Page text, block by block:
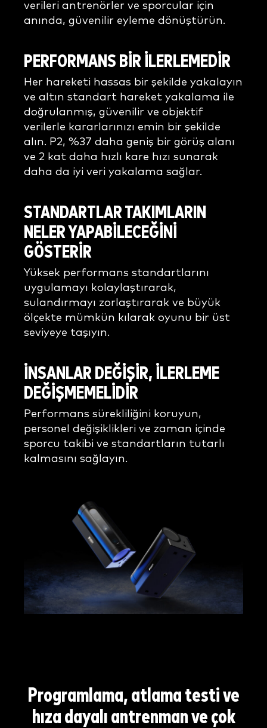
verileri antrenörler ve sporcular için
anında, güvenilir eyleme dönüştürün.
PERFORMANS BİR İLERLEMEDİR
Her hareketi hassas bir şekilde yakalayın
ve altın standart hareket yakalama ile
doğrulanmış, güvenilir ve objektif
verilerle kararlarınızı emin bir şekilde
alın. P2, %37 daha geniş bir görüş alanı
ve 2 kat daha hızlı kare hızı sunarak
daha da iyi veri yakalama sağlar.
STANDARTLAR TAKIMLARIN
NELER YAPABİLECEĞİNİ
GÖSTERİR
Yüksek performans standartlarını
uygulamayı kolaylaştırarak,
sulandırmayı zorlaştırarak ve büyük
ölçekte mümkün kılarak oyunu bir üst
seviyeye taşıyın.
İNSANLAR DEĞİŞİR, İLERLEME
DEĞİŞMEMELİDİR
Performans sürekliliğini koruyun,
personel değişiklikleri ve zaman içinde
sporcu takibi ve standartların tutarlı
kalmasını sağlayın.
Programlama, atlama testi ve
hıza dayalı antrenman ve çok